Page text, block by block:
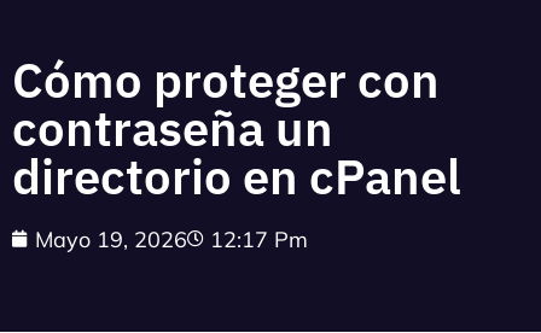
Cómo proteger con
contraseña un
directorio en cPanel
Mayo 19, 2026 12:17 Pm